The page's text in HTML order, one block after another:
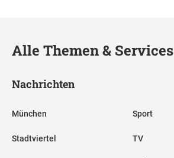
Alle Themen & Services
Nachrichten
München
Stadtviertel
Sport
TV